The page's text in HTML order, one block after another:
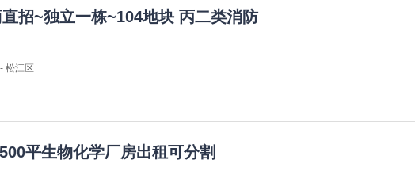
招~独立一栋~104地块 丙二类消防
松江区
平生物化学厂房出租可分割